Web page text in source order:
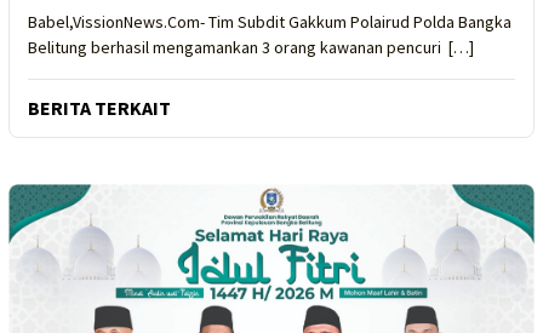
Babel,VissionNews.Com- Tim Subdit Gakkum Polairud Polda Bangka
Belitung berhasil mengamankan 3 orang kawanan pencuri […]
BERITA TERKAIT